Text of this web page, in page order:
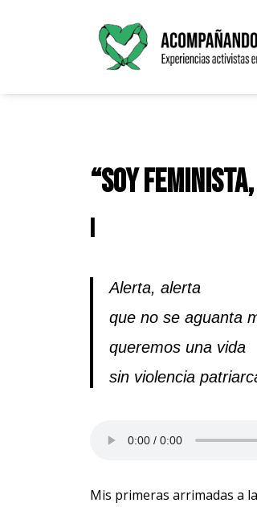
“Soy
I
Alerta, alerta
que no se aguanta
queremos una vida
sin violencia
Mis primeras arrimadas a